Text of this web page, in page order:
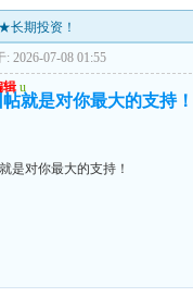
长期投资！
: 2026-07-08 01:55
辑 u
就是对你最大的支持！
是对你最大的支持！